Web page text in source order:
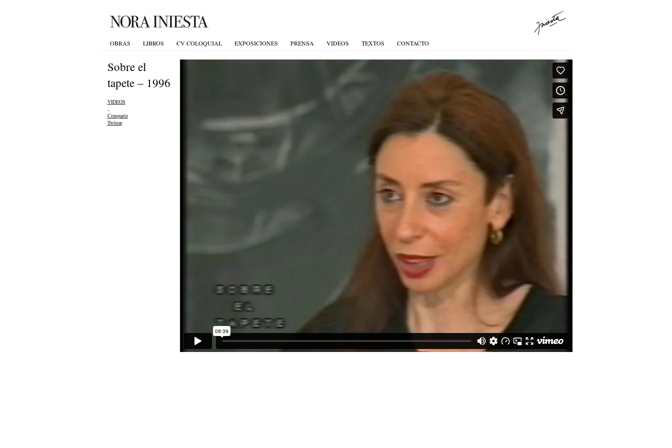
OBRAS LIBROS CV COLOQUIAL EXPOSICIONES PRENSA VIDEOS TEXTOS CONTACTO
Sobre el
tapete – 1996
VIDEOS
Compartir
Twitear